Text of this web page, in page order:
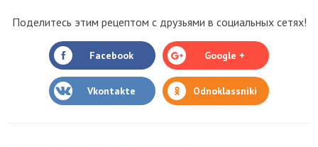
Поделитесь этим рецептом с друзьями в социальных сетях!
Facebook Google +
Vkontakte Odnoklassniki